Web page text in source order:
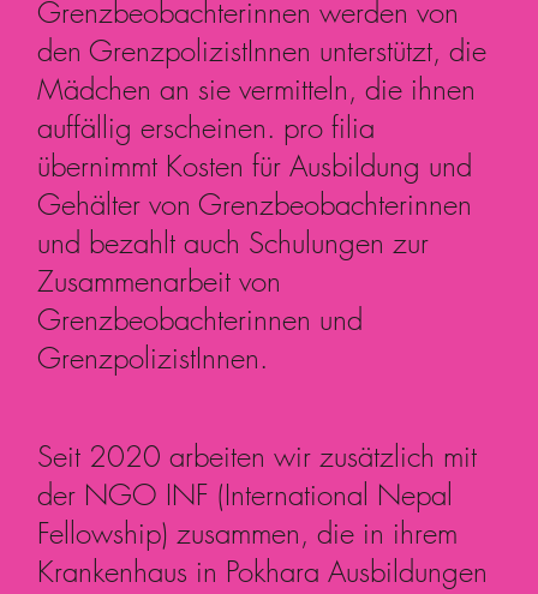
Grenzbeobachterinnen werden von
den GrenzpolizistInnen unterstützt, die
Mädchen an sie vermitteln, die ihnen
auffällig erscheinen. pro filia
übernimmt Kosten für Ausbildung und
Gehälter von Grenzbeobachterinnen
und bezahlt auch Schulungen zur
Zusammenarbeit von
Grenzbeobachterinnen und
GrenzpolizistInnen.
Seit 2020 arbeiten wir zusätzlich mit
der NGO INF (International Nepal
Fellowship) zusammen, die in ihrem
Krankenhaus in Pokhara Ausbildungen